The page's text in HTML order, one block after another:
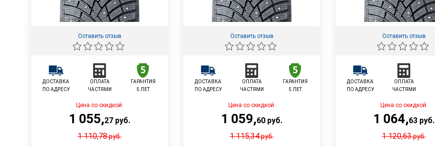
Оставить отзыв
ДОСТАВКА
ПО АДРЕСУ
ОПЛАТА
ЧАСТЯМИ
ГАРАНТИЯ
5 ЛЕТ
Цена со скидкой:
1 055,27 руб.
1 110,78руб.
Оставить отзыв
ДОСТАВКА
ПО АДРЕСУ
ОПЛАТА
ЧАСТЯМИ
ГАРАНТИЯ
5 ЛЕТ
Цена со скидкой:
1 059,60 руб.
1 115,34руб.
Оставить отзыв
ДОСТАВКА
ПО АДРЕСУ
ОПЛАТА
ЧАСТЯМИ
Цена со скидкой:
1 064,63 руб.
1 120,63руб.